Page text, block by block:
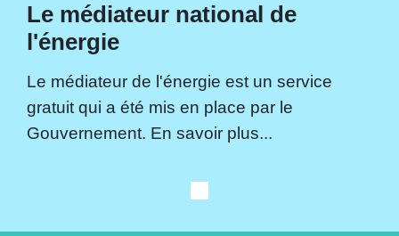
Le médiateur national de
l'énergie
Le médiateur de l'énergie est un service
gratuit qui a été mis en place par le
Gouvernement. En savoir plus...